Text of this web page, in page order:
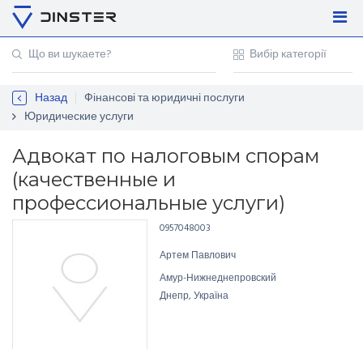
Регістрація
Контакти
Назад
Фінансові та юридичні послуги
Юридические услуги
Адвокат по налоговым спорам
(качественные и
профессиональные услуги)
0957048003
Артем Павлович
Амур-Нижнеднепровский
Днепр, Україна